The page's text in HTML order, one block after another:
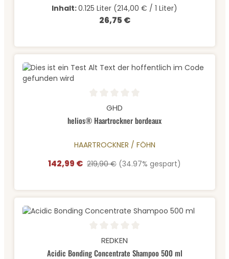
Inhalt:0.125 Liter (214,00 € / 1 Liter)
Regulärer Preis:
26,75 €
Durchschnittliche Bewertung von 0 von 5 Sternen
GHD
helios® Haartrockner bordeaux
HAARTROCKNER / FÖHN
Verkaufspreis:
142,99 € Regulärer Preis:
219,90 € (34.97% gespart)
Durchschnittliche Bewertung von 0 von 5 Sternen
REDKEN
Acidic Bonding Concentrate Shampoo 500 ml